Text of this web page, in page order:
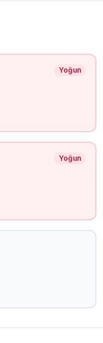
Yoğun
Yoğun